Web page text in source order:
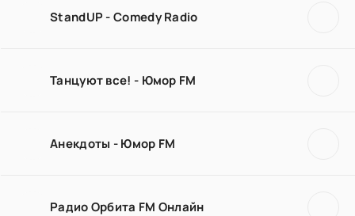
StandUP - Comedy Radio
Танцуют все! - Юмор FM
Анекдоты - Юмор FM
Радио Орбита FM Онлайн